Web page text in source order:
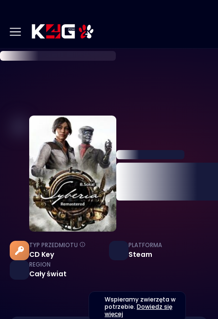
TYP PRZEDMIOTU
CD Key
PLATFORMA
Steam
REGION
Cały świat
Wspieramy zwierzęta w
potrzebie. Dowiedz się
więcej